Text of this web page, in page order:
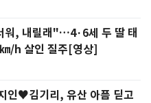
워, 내릴래"…4·6세 두 딸 태
/h 살인 질주[영상]
인♥김기리, 유산 아픔 딛고